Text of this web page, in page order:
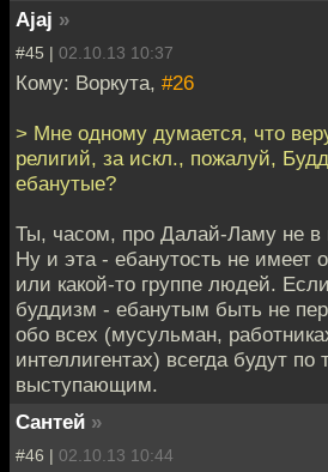
Ajaj »
#45 | 02.10.13 10:37
Кому: Воркута, #26
> Мне одному думается, что
религий, за искл., пожалуй,
ебанутые?
Ты, часом, про Далай-Ламу не в
Ну и эта - ебанутость не имеет
или какой-то группе людей.
буддизм - ебанутым быть не
обо всех (мусульман,
интеллигентах) всегда будут по
выступающим.
Сантей »
#46 | 02.10.13 10:44